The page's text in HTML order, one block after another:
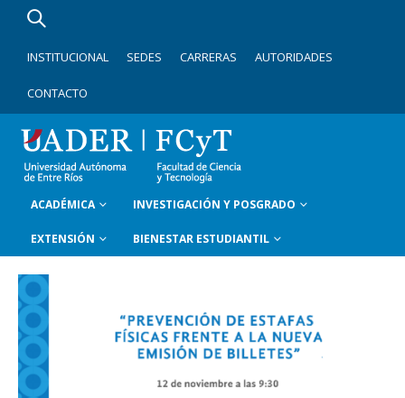
INSTITUCIONAL SEDES CARRERAS AUTORIDADES
CONTACTO
ACADÉMICA INVESTIGACIÓN Y POSGRADO
EXTENSIÓN BIENESTAR ESTUDIANTIL